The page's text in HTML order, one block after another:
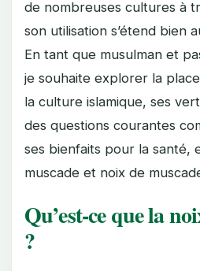
de nombreuses cultures à
son utilisation s’étend bien
En tant que musulman et
je souhaite explorer la
la culture islamique, ses
des questions courantes
ses bienfaits pour la santé,
muscade et noix de
Qu’est-ce que la
?